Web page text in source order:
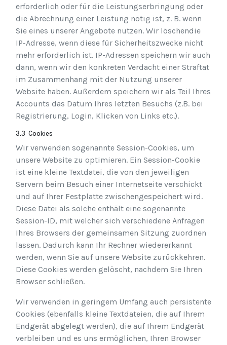
erforderlich oder für die Leistungserbringung oder
die Abrechnung einer Leistung nötig ist, z. B. wenn
Sie eines unserer Angebote nutzen. Wir löschendie
IP-Adresse, wenn diese für Sicherheitszwecke nicht
mehr erforderlich ist. IP-Adressen speichern wir auch
dann, wenn wir den konkreten Verdacht einer Straftat
im Zusammenhang mit der Nutzung unserer
Website haben. Außerdem speichern wir als Teil Ihres
Accounts das Datum Ihres letzten Besuchs (z.B. bei
Registrierung, Login, Klicken von Links etc.).
3.3 Cookies
Wir verwenden sogenannte Session-Cookies, um
unsere Website zu optimieren. Ein Session-Cookie
ist eine kleine Textdatei, die von den jeweiligen
Servern beim Besuch einer Internetseite verschickt
und auf Ihrer Festplatte zwischengespeichert wird.
Diese Datei als solche enthält eine sogenannte
Session-ID, mit welcher sich verschiedene Anfragen
Ihres Browsers der gemeinsamen Sitzung zuordnen
lassen. Dadurch kann Ihr Rechner wiedererkannt
werden, wenn Sie auf unsere Website zurückkehren.
Diese Cookies werden gelöscht, nachdem Sie Ihren
Browser schließen.
Wir verwenden in geringem Umfang auch persistente
Cookies (ebenfalls kleine Textdateien, die auf Ihrem
Endgerät abgelegt werden), die auf Ihrem Endgerät
verbleiben und es uns ermöglichen, Ihren Browser